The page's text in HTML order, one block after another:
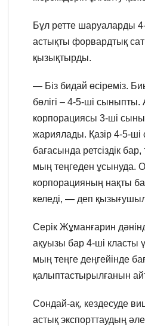
Бұл ретте шаруаларды
астықты форвардтық
қызықтырды.
— Біз бидай өсіреміз.
бөлігі – 4-5-ші сыныпты.
корпорациясы 3-ші
жариялады. Қазір 4-5-
бағасында ретсіздік
мың теңгеден ұсынуда.
корпорацияның нақты
келеді, — деп
Серік Жұманғарин
ақуызы бар 4-ші класты
мың теңге деңгейінде
қалыптастырылғанын
Сондай-ақ, кездесуде
астық экспорттаудың